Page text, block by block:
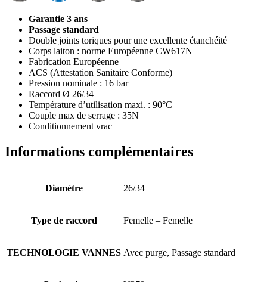
Garantie 3 ans
Passage standard
Double joints toriques pour une excellente étanchéité
Corps laiton : norme Européenne CW617N
Fabrication Européenne
ACS (Attestation Sanitaire Conforme)
Pression nominale : 16 bar
Raccord Ø 26/34
Température d’utilisation maxi. : 90°C
Couple max de serrage : 35N
Conditionnement vrac
Informations complémentaires
Diamètre 26/34
Type de raccord Femelle – Femelle
TECHNOLOGIE VANNES Avec purge, Passage standard